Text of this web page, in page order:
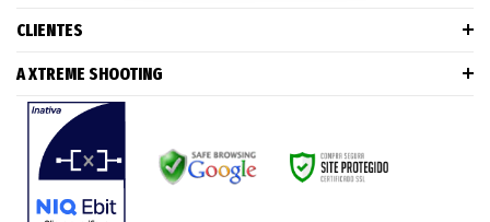
CLIENTES
A XTREME SHOOTING